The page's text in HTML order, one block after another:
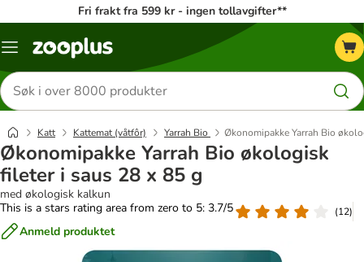
Fri frakt fra 599 kr - ingen tollavgifter**
Katalogmeny
Søk
etter
produkter
Katt Kattemat (våtfôr) Yarrah Bio Økonomipakke Yarrah Bio
Økonomipakke Yarrah Bio økologisk
fileter i saus 28 x 85 g
med økologisk kalkun
This is a stars rating area from zero to 5: 3.7/5
(12)
Anmeld produktet